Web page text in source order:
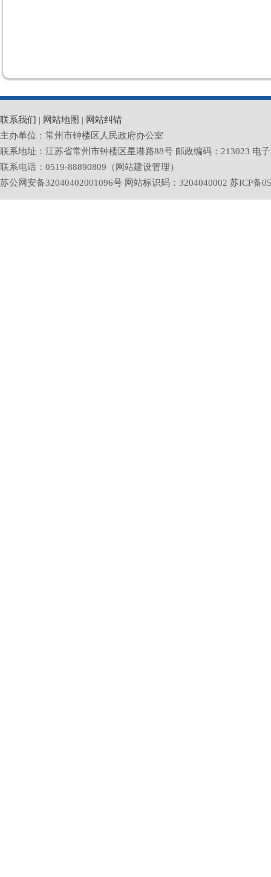
联系我们 | 网站地图 | 网站纠错
主办单位：常州市钟楼区人民政府办公室
联系地址：江苏省常州市钟楼区星港路88号 邮政编码：213023 电
联系电话：0519-88890809（网站建设管理）
苏公网安备32040402001096号 网站标识码：3204040002 苏ICP备